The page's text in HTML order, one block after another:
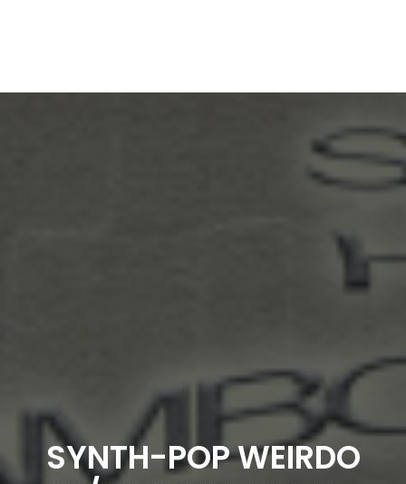
SYNTH-POP WEIRDO